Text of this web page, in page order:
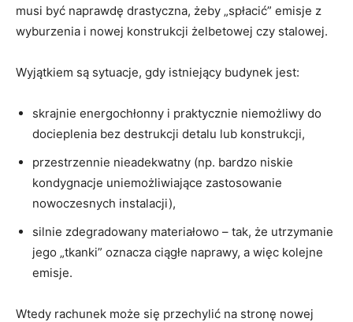
musi być naprawdę drastyczna, żeby „spłacić” emisje z
wyburzenia i nowej konstrukcji żelbetowej czy stalowej.
Wyjątkiem są sytuacje, gdy istniejący budynek jest:
skrajnie energochłonny i praktycznie niemożliwy do
docieplenia bez destrukcji detalu lub konstrukcji,
przestrzennie nieadekwatny (np. bardzo niskie
kondygnacje uniemożliwiające zastosowanie
nowoczesnych instalacji),
silnie zdegradowany materiałowo – tak, że utrzymanie
jego „tkanki” oznacza ciągłe naprawy, a więc kolejne
emisje.
Wtedy rachunek może się przechylić na stronę nowej